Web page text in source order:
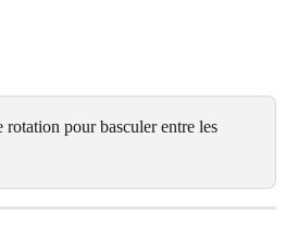
pour basculer entre les